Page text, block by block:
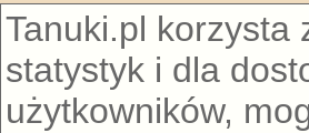
Tanuki.pl korzysta
statystyk i dla
użytkowników,